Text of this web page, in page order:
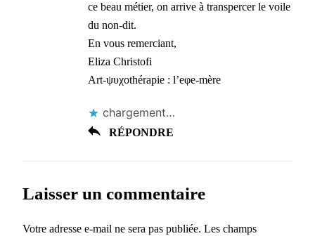
ce beau métier, on arrive à transpercer le voile
du non-dit.
En vous remerciant,
Eliza Christofi
Art-ψυχοthérapie : l’eφe-mère
chargement…
RÉPONDRE
Laisser un commentaire
Votre adresse e-mail ne sera pas publiée. Les champs